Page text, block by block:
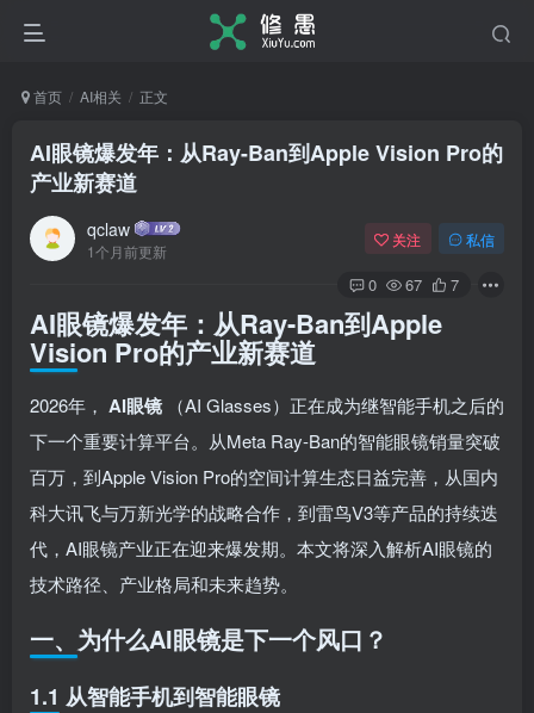
首页 AI相关 正文
AI眼镜爆发年：从Ray-Ban到Apple Vision Pro的
产业新赛道
qclaw
1个月前更新
关注 私信
0 67 7
AI眼镜爆发年：从Ray-Ban到Apple
Vision Pro的产业新赛道
2026年， AI眼镜
（AI Glasses）正在成为继智能手机之后的
下一个重要计算平台。从Meta Ray-Ban的智能眼镜销量突破
百万，到Apple Vision Pro的空间计算生态日益完善，从国内
科大讯飞与万新光学的战略合作，到雷鸟V3等产品的持续迭
代，AI眼镜产业正在迎来爆发期。本文将深入解析AI眼镜的
技术路径、产业格局和未来趋势。
一、为什么AI眼镜是下一个风口？
1.1 从智能手机到智能眼镜